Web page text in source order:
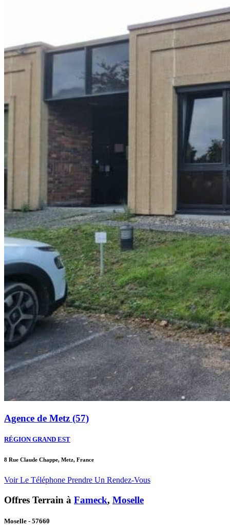
Agence de Metz (57)
RÉGION GRAND EST
8 Rue Claude Chappe, Metz, France
Voir Le Téléphone Prendre Un Rendez-Vous
Offres Terrain à Fameck, Moselle
Moselle - 57660